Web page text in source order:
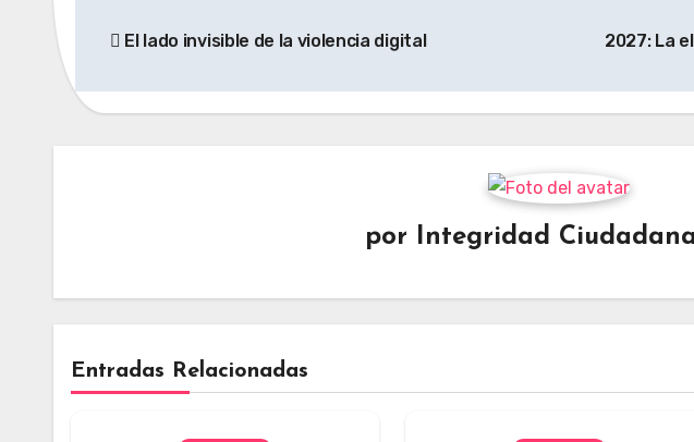
de
entradas
El lado invisible de la violencia digital 2027: La
por Integridad
Entradas Relacionadas